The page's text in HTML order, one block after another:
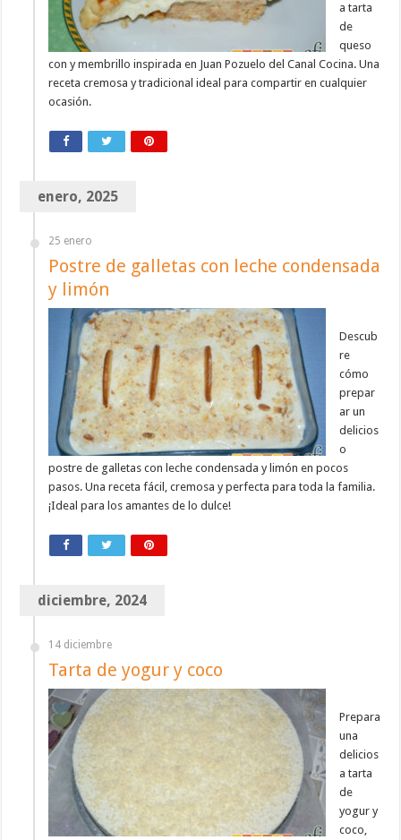
a tarta
de
queso
con y membrillo inspirada en Juan Pozuelo del Canal Cocina. Una
receta cremosa y tradicional ideal para compartir en cualquier
ocasión.
enero, 2025
25 enero
Postre de galletas con leche condensada
y limón
Descub
re
cómo
prepar
ar un
delicios
o
postre de galletas con leche condensada y limón en pocos
pasos. Una receta fácil, cremosa y perfecta para toda la familia.
¡Ideal para los amantes de lo dulce!
diciembre, 2024
14 diciembre
Tarta de yogur y coco
Prepara
una
delicios
a tarta
de
yogur y
coco,